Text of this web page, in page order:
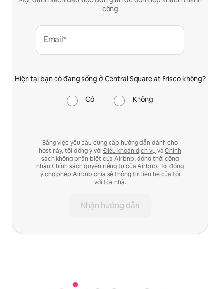
công
Email*
Hiện tại bạn có đang sống ở Central Square at Frisco không?
Có Không
Bằng việc yêu cầu cung cấp hướng dẫn dành cho
host này, tôi đồng ý với Điều khoản dịch vụ và Chính
sách không phân biệtcủa Airbnb, đồng thời công
nhận Chính sách quyền riêng tưcủa Airbnb. Tôi đồng
ý cho phép Airbnb chia sẻ thông tin liên hệ của tôi
với tòa nhà.
Nhận hướng dẫn